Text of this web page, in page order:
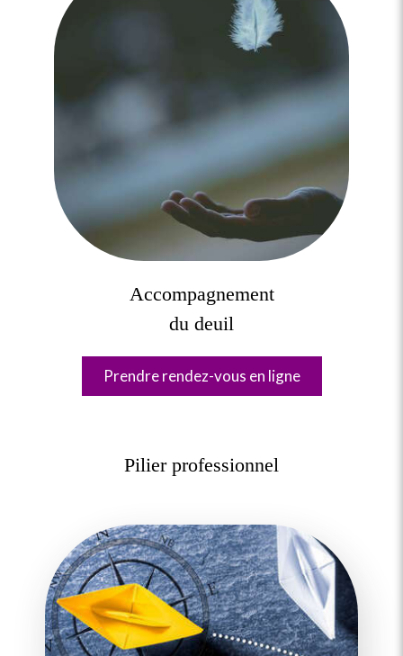
Accompagnement
du deuil
Prendre rendez-vous en ligne
Pilier professionnel